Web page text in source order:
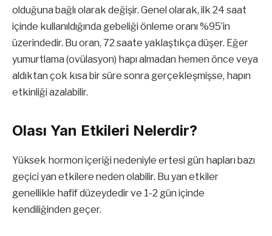
olduğuna bağlı olarak değişir. Genel olarak, ilk 24 saat
içinde kullanıldığında gebeliği önleme oranı %95’in
üzerindedir. Bu oran, 72 saate yaklaştıkça düşer. Eğer
yumurtlama (ovülasyon) hapı almadan hemen önce veya
aldıktan çok kısa bir süre sonra gerçekleşmişse, hapın
etkinliği azalabilir.
Olası Yan Etkileri Nelerdir?
Yüksek hormon içeriği nedeniyle ertesi gün hapları bazı
geçici yan etkilere neden olabilir. Bu yan etkiler
genellikle hafif düzeydedir ve 1-2 gün içinde
kendiliğinden geçer.